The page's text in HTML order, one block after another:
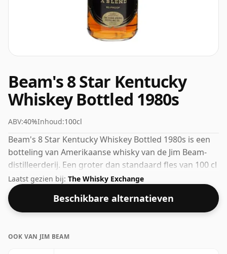
Beam's 8 Star Kentucky
Whiskey Bottled 1980s
ABV:40%Inhoud:100cl
Beam's 8 Star Kentucky Whiskey Bottled 1980s is een
botteling van Amerikaanse whisky van de Jim Beam-
distilleerderij. Een groter dan standaard fles van 100 cl
met een alcoholpercentage van 40%.
Laatst gezien bij: The Whisky Exchange
Beschikbare alternatieven
OOK VAN JIM BEAM